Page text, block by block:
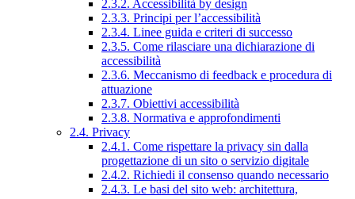
2.3.2. Accessibilità by design
2.3.3. Principi per l’accessibilità
2.3.4. Linee guida e criteri di successo
2.3.5. Come rilasciare una dichiarazione di
accessibilità
2.3.6. Meccanismo di feedback e procedura di
attuazione
2.3.7. Obiettivi accessibilità
2.3.8. Normativa e approfondimenti
2.4. Privacy
2.4.1. Come rispettare la privacy sin dalla
progettazione di un sito o servizio digitale
2.4.2. Richiedi il consenso quando necessario
2.4.3. Le basi del sito web: architettura,